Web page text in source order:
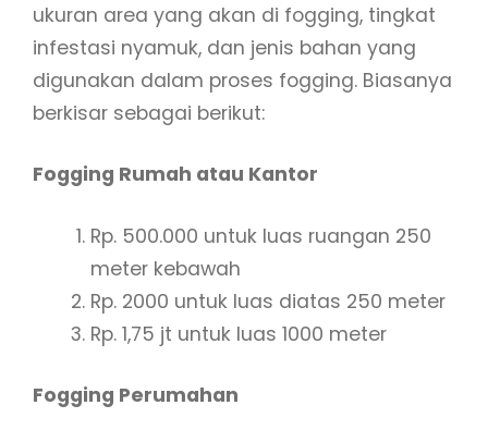
ukuran area yang akan di fogging, tingkat
infestasi nyamuk, dan jenis bahan yang
digunakan dalam proses fogging. Biasanya
berkisar sebagai berikut:
Fogging Rumah atau Kantor
Rp. 500.000 untuk luas ruangan 250
meter kebawah
Rp. 2000 untuk luas diatas 250 meter
Rp. 1,75 jt untuk luas 1000 meter
Fogging Perumahan